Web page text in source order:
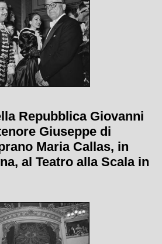
Repubblica Giovanni
Giuseppe di
Maria Callas, in
al Teatro alla Scala in
1958 con l'opera
di Giuseppe
Gianandrea Gavazzeni
Wallmann